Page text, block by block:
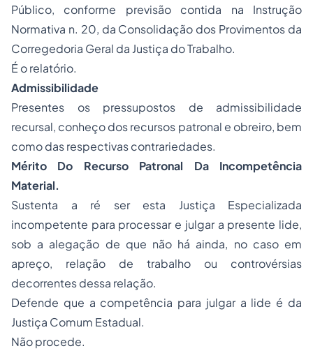
Público, conforme previsão contida na Instrução
Normativa n. 20, da Consolidação dos Provimentos da
Corregedoria Geral da Justiça do Trabalho.
É o relatório.
Admissibilidade
Presentes os pressupostos de admissibilidade
recursal, conheço dos recursos patronal e obreiro, bem
como das respectivas contrariedades.
Mérito Do Recurso Patronal Da Incompetência
Material.
Sustenta a ré ser esta Justiça Especializada
incompetente para processar e julgar a presente lide,
sob a alegação de que não há ainda, no caso em
apreço, relação de trabalho ou controvérsias
decorrentes dessa relação.
Defende que a competência para julgar a lide é da
Justiça Comum Estadual.
Não procede.